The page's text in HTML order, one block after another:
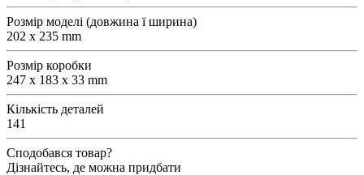
Розмір моделі (довжина ї ширина)
202 x 235 mm
Розмір коробки
247 x 183 x 33 mm
Кількість деталей
141
Сподобався товар?
Дізнайтесь, де можна придбати